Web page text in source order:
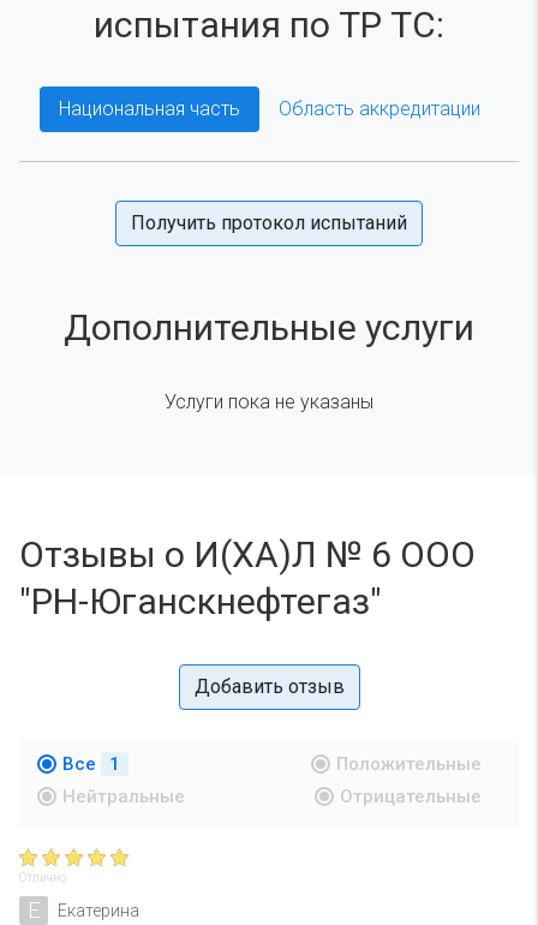
испытания по ТР ТС:
Национальная часть Область аккредитации
Получить протокол испытаний
Дополнительные услуги
Услуги пока не указаны
Отзывы о И(ХА)Л № 6 ООО
"РН-Юганскнефтегаз"
Добавить отзыв
Все 1
Положительные
Нейтральные
Отрицательные
Отлично
Е Екатерина